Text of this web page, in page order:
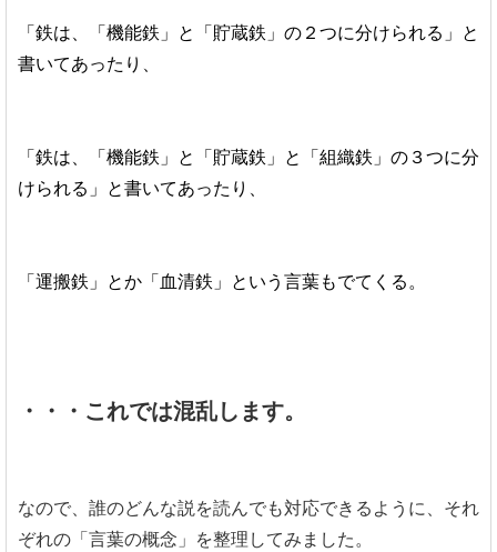
「鉄は、「機能鉄」と「貯蔵鉄」の２つに分けられる」と
書いてあったり、
「鉄は、「機能鉄」と「貯蔵鉄」と「組織鉄」の３つに分
けられる」と書いてあったり、
「運搬鉄」とか「血清鉄」という言葉もでてくる。
・・・これでは混乱します。
なので、誰のどんな説を読んでも対応できるように、それ
ぞれの「言葉の概念」を整理してみました。